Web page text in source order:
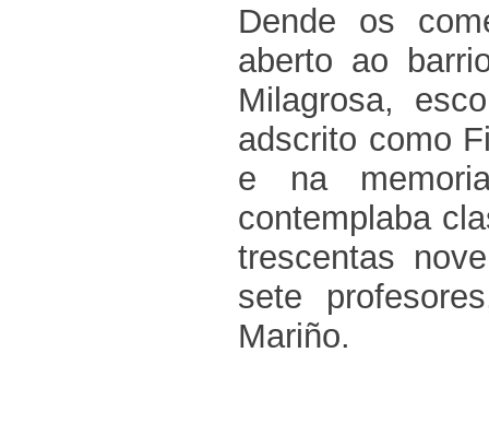
Dende os
aberto ao
Milagrosa,
adscrito como
e na
contemplaba
trescentas
sete
Mariño.